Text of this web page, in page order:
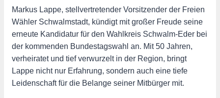
Markus Lappe, stellvertretender Vorsitzender der Freien
Wähler Schwalmstadt, kündigt mit großer Freude seine
erneute Kandidatur für den Wahlkreis Schwalm-Eder bei
der kommenden Bundestagswahl an. Mit 50 Jahren,
verheiratet und tief verwurzelt in der Region, bringt
Lappe nicht nur Erfahrung, sondern auch eine tiefe
Leidenschaft für die Belange seiner Mitbürger mit.